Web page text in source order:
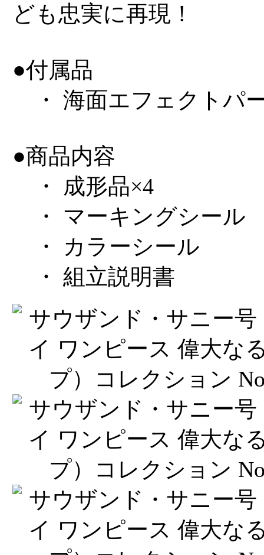
ども忠実に再現！
●付属品
・ 海面エフェクトパ
●商品内容
・ 成形品×4
・ マーキングシール
・ カラーシール
・ 組立説明書